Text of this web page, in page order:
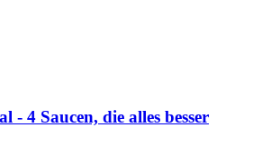
- 4 Saucen, die alles besser